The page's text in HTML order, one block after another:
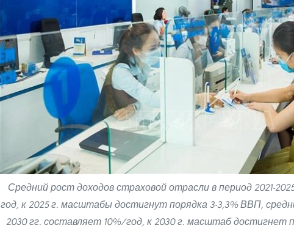
Средний рост доходов страховой отрасли в период 2021-
год, к 2025 г. масштабы достигнут порядка 3-3,3% ВВП,
2030 гг. составляет 10%/год, к 2030 г. масштаб достигнет